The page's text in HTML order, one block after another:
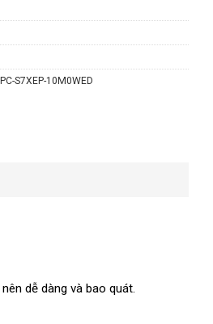
S7XEP-10M0WED
dễ dàng và bao quát.